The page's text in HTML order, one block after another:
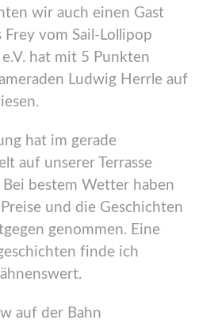
wir auch einen Gast
Frey vom Sail-Lollipop
e.V. hat mit 5 Punkten
Ludwig Herrle auf
hat im gerade
auf unserer Terrasse
bestem Wetter haben
und die Geschichten
genommen. Eine
finde ich
auf der Bahn